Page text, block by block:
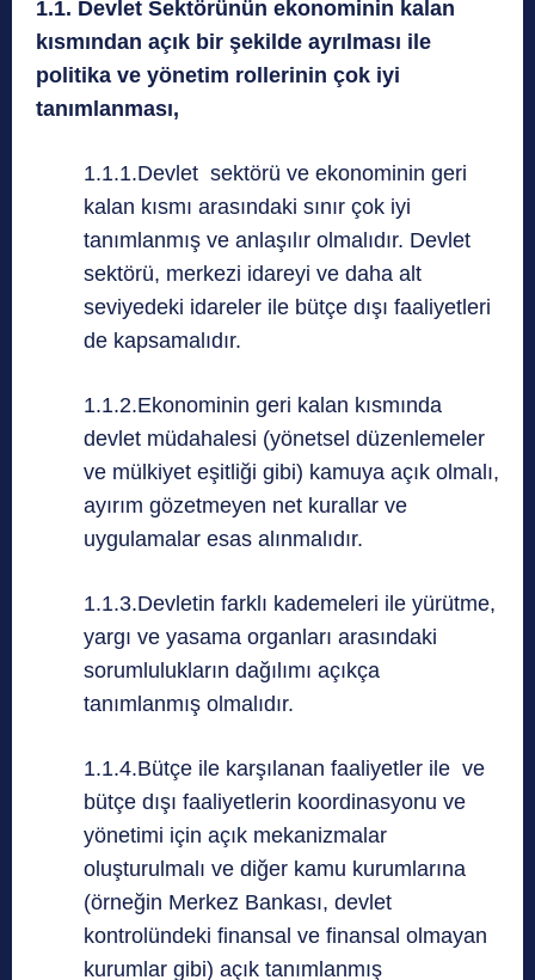
1.1. Devlet Sektörünün ekonominin kalan
kısmından açık bir şekilde ayrılması ile
politika ve yönetim rollerinin çok iyi
tanımlanması,
1.1.1.Devlet sektörü ve ekonominin geri
kalan kısmı arasındaki sınır çok iyi
tanımlanmış ve anlaşılır olmalıdır. Devlet
sektörü, merkezi idareyi ve daha alt
seviyedeki idareler ile bütçe dışı faaliyetleri
de kapsamalıdır.
1.1.2.Ekonominin geri kalan kısmında
devlet müdahalesi (yönetsel düzenlemeler
ve mülkiyet eşitliği gibi) kamuya açık olmalı,
ayırım gözetmeyen net kurallar ve
uygulamalar esas alınmalıdır.
1.1.3.Devletin farklı kademeleri ile yürütme,
yargı ve yasama organları arasındaki
sorumlulukların dağılımı açıkça
tanımlanmış olmalıdır.
1.1.4.Bütçe ile karşılanan faaliyetler ile ve
bütçe dışı faaliyetlerin koordinasyonu ve
yönetimi için açık mekanizmalar
oluşturulmalı ve diğer kamu kurumlarına
(örneğin Merkez Bankası, devlet
kontrolündeki finansal ve finansal olmayan
kurumlar gibi) açık tanımlanmış